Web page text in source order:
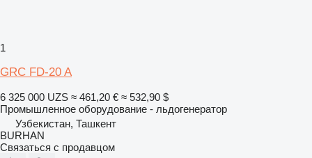
1
GRC FD-20 A
6 325 000 UZS ≈ 461,20 € ≈ 532,90 $
Промышленное оборудование - льдогенератор
Узбекистан, Ташкент
BURHAN
Связаться с продавцом